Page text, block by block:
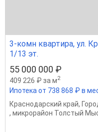
3-комн квартира, ул.
1/13 эт.
55 000 000 ₽
409 226 ₽ за м2
Ипотека от 738 868 ₽ в
Краснодарский край,
, микрорайон Толстый